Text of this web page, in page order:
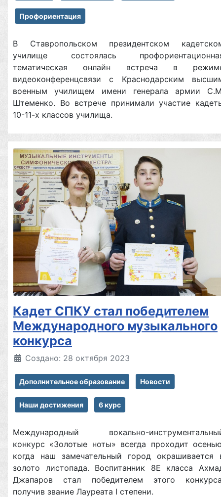
Профориентация
В Ставропольском президентском
училище состоялась
тематическая онлайн встреча в
видеоконференцсвязи с Краснодарским
военным училищем имени генерала армии
Штеменко. Во встрече принимали участие
10-11-х классов училища.
Кадет СПКУ стал победителем
Международного музыкального
конкурса
Создано: 28 октября 2023
Дополнительное образование Новости
Наши достижения 6 курс
Международный вокально-
конкурс «Золотые ноты» всегда проходит
когда наш замечательный город окрашивается
золото листопада. Воспитанник 8Е класса
Джапаров стал победителем этого
получив звание Лауреата I степени.